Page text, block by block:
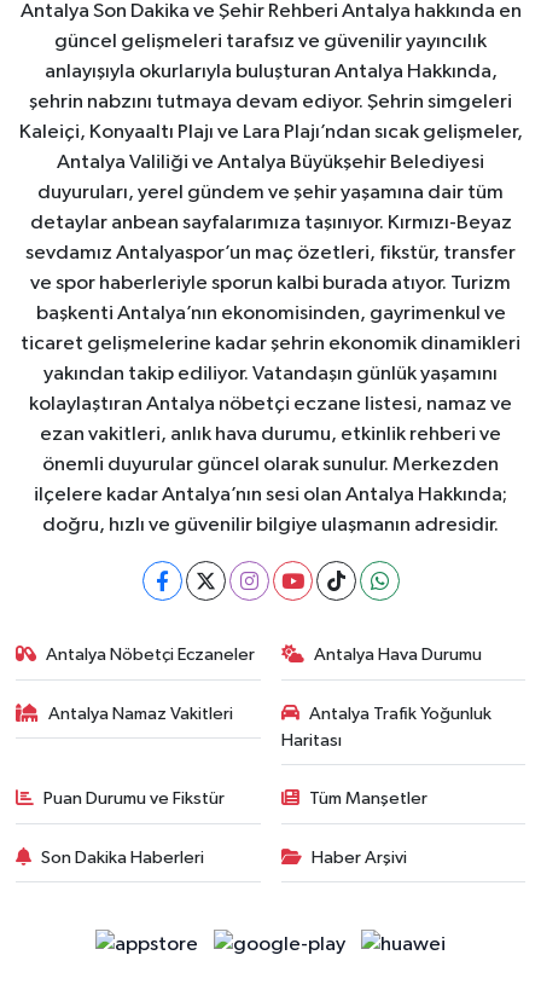
Antalya Son Dakika ve Şehir Rehberi Antalya hakkında en
güncel gelişmeleri tarafsız ve güvenilir yayıncılık
anlayışıyla okurlarıyla buluşturan Antalya Hakkında,
şehrin nabzını tutmaya devam ediyor. Şehrin simgeleri
Kaleiçi, Konyaaltı Plajı ve Lara Plajı’ndan sıcak gelişmeler,
Antalya Valiliği ve Antalya Büyükşehir Belediyesi
duyuruları, yerel gündem ve şehir yaşamına dair tüm
detaylar anbean sayfalarımıza taşınıyor. Kırmızı-Beyaz
sevdamız Antalyaspor’un maç özetleri, fikstür, transfer
ve spor haberleriyle sporun kalbi burada atıyor. Turizm
başkenti Antalya’nın ekonomisinden, gayrimenkul ve
ticaret gelişmelerine kadar şehrin ekonomik dinamikleri
yakından takip ediliyor. Vatandaşın günlük yaşamını
kolaylaştıran Antalya nöbetçi eczane listesi, namaz ve
ezan vakitleri, anlık hava durumu, etkinlik rehberi ve
önemli duyurular güncel olarak sunulur. Merkezden
ilçelere kadar Antalya’nın sesi olan Antalya Hakkında;
doğru, hızlı ve güvenilir bilgiye ulaşmanın adresidir.
Antalya Nöbetçi Eczaneler Antalya Hava Durumu
Antalya Namaz Vakitleri
Antalya Trafik Yoğunluk
Haritası
Puan Durumu ve Fikstür Tüm Manşetler
Son Dakika Haberleri Haber Arşivi